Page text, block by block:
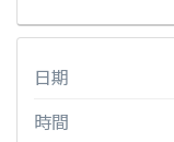
日期
時間